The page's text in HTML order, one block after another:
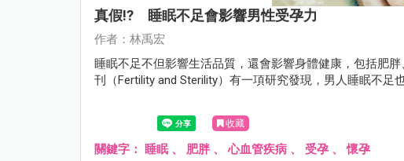
真假!? 睡眠不足會影響男性受孕力
作者：林禹宏
睡眠不足不但影響生活品質，還會影響身體健康，包括肥
刊（Fertility and Sterility）有一項研究發現，男人睡眠不足
收藏
關鍵字： 睡眠、 肥胖、心血管疾病 、 受孕 、懷孕